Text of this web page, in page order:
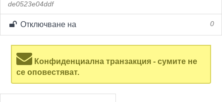
de0523e04ddf
Отключване на 0
Конфиденциална транзакция - сумите не
се оповестяват.